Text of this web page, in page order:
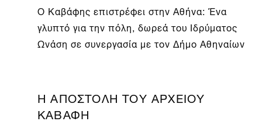
Ο Καβάφης επιστρέφει στην Αθήνα: Ένα
γλυπτό για την πόλη, δωρεά του Ιδρύματος
Ωνάση σε συνεργασία με τον Δήμο Αθηναίων
Η ΑΠΟΣΤΟΛΗ ΤΟΥ ΑΡΧΕΙΟΥ
ΚΑΒΑΦΗ